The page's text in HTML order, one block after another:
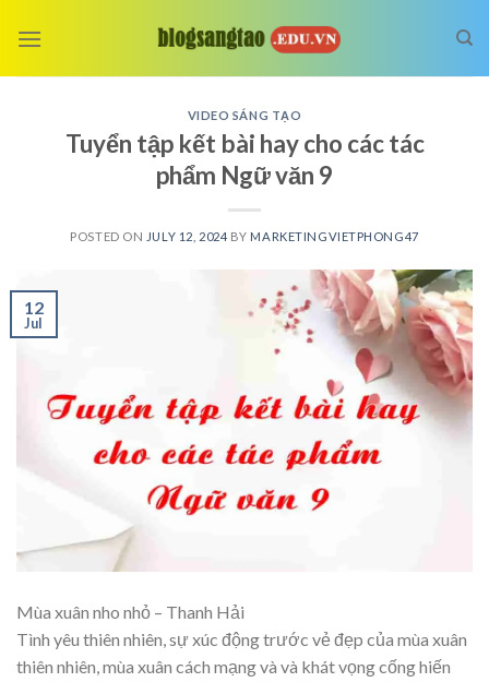
VIDEO SÁNG TẠO
Tuyển tập kết bài hay cho các tác
phẩm Ngữ văn 9
POSTED ON JULY 12, 2024 BY MARKETINGVIETPHONG47
12
Jul
Mùa xuân nho nhỏ – Thanh Hải
Tình yêu thiên nhiên, sự xúc động trước vẻ đẹp của mùa xuân
thiên nhiên, mùa xuân cách mạng và và khát vọng cống hiến